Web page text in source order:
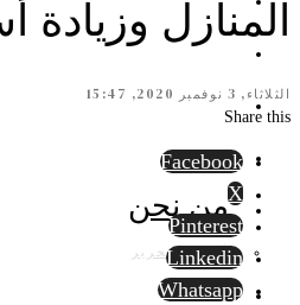
من نحن
أسرة التحرير
المنازل وزيادة
الثلاثاء, 3 نوفمبر 2020, 15:47
Share this
Facebook
X
Pinterest
Linkedin
Whatsapp